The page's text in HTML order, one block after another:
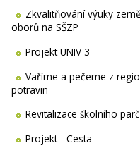
Zkvalitňování výuky
oborů na SŠZP
Projekt UNIV 3
Vaříme a pečeme z
potravin
Revitalizace školního
Projekt - Cesta